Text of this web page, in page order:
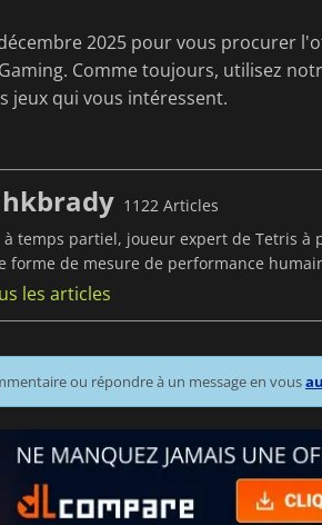
2025 pour vous procurer
Comme toujours, utilisez
jeux qui vous intéressent.
1122 Articles
à temps partiel, joueur expert de Tetris à
forme de mesure de performance
les articles
ou répondre à un message en vous